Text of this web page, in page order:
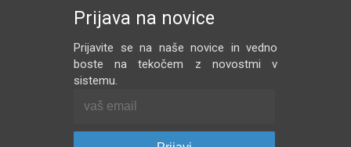
Prijava na novice
Prijavite se na naše novice in vedno
boste na tekočem z novostmi v
sistemu.